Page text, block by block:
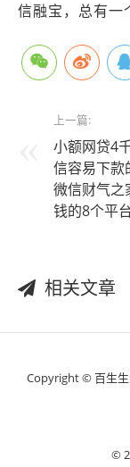
信融宝，总有一
上一篇:
小额网贷4
信容易下款
微信财气之
钱的8个平
相关文章
Copyright © 百生生
©